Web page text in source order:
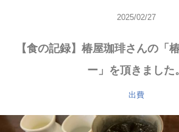
2025/02/27
【食の記録】椿屋珈琲さんの「
ー」を頂きました。
出費